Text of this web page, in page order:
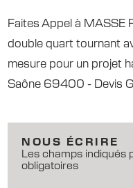
Faites Appel à MASSE
double quart tournant
mesure pour un projet
Saône 69400 - Devis
NOUS ÉCRIRE
Les champs indiqués
obligatoires